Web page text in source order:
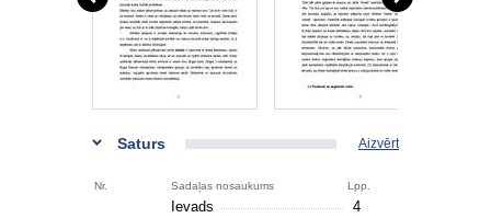
Saturs Aizvērt
Nr. Sadaļas nosaukums Lpp.
Ievads
4